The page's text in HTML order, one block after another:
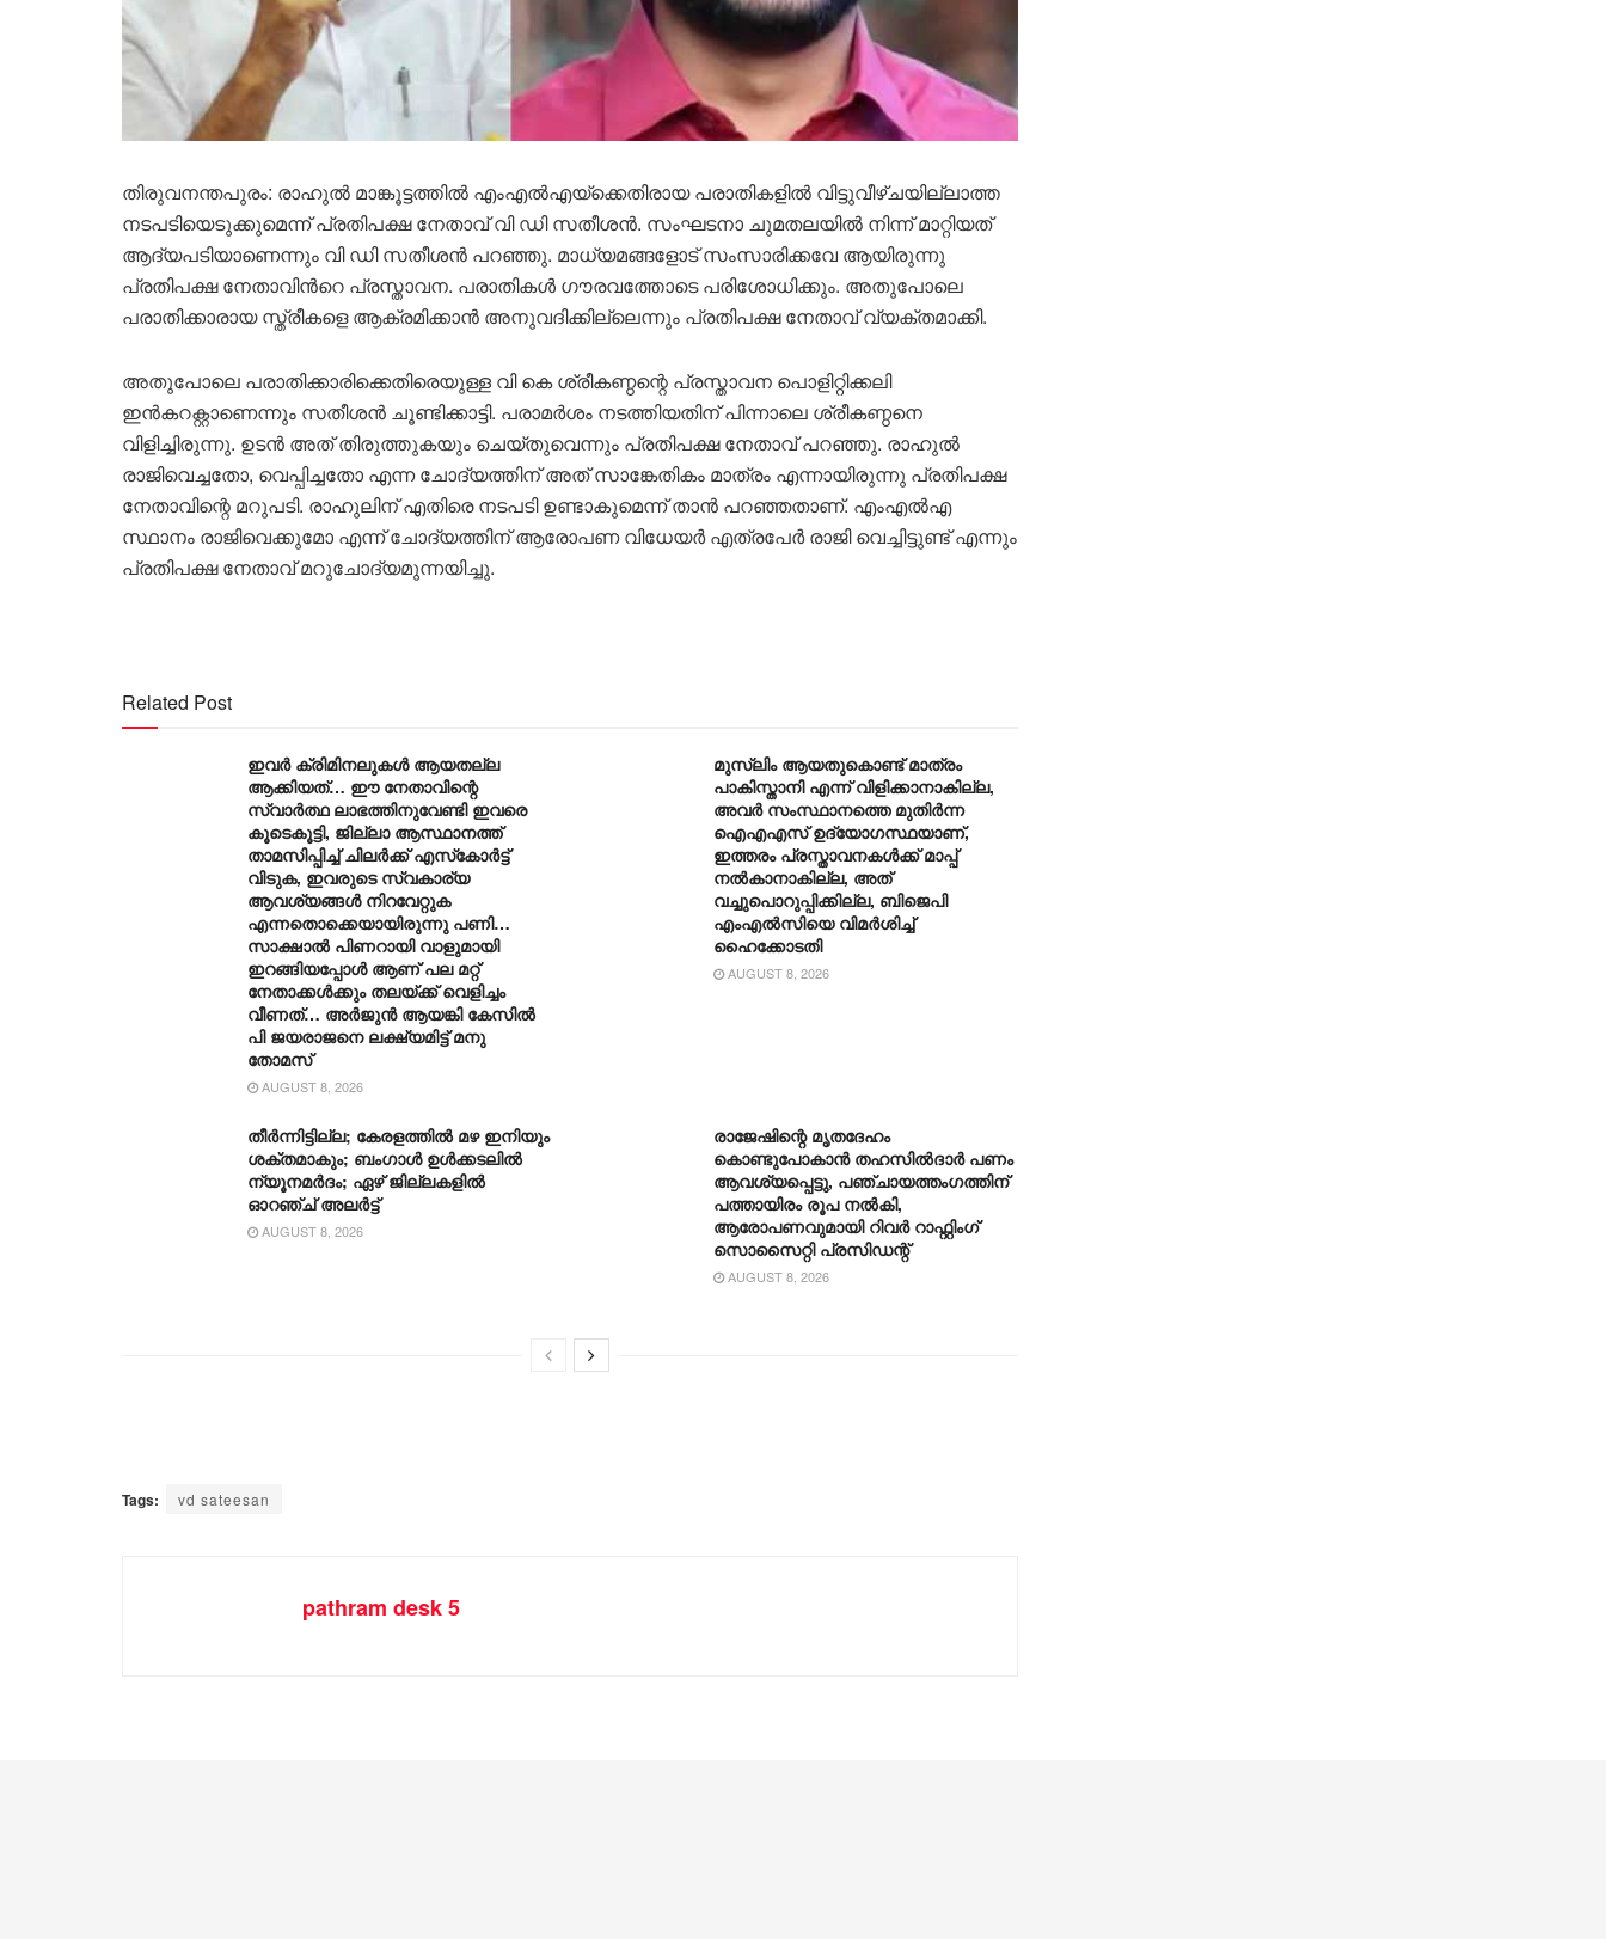
തിരുവനന്തപുരം: രാഹുൽ മാങ്കൂട്ടത്തിൽ എംഎൽഎയ്ക്കെതിരായ പരാതികളിൽ വിട്ടുവീഴ്ചയില്ലാത്ത
നടപടിയെടുക്കുമെന്ന് പ്രതിപക്ഷ നേതാവ് വി ഡി സതീശൻ. സംഘടനാ ചുമതലയിൽ നിന്ന് മാറ്റിയത്
ആദ്യപടിയാണെന്നും വി ഡി സതീശൻ പറഞ്ഞു. മാധ്യമങ്ങളോട് സംസാരിക്കവേ ആയിരുന്നു
പ്രതിപക്ഷ നേതാവിൻറെ പ്രസ്താവന. പരാതികൾ ഗൗരവത്തോടെ പരിശോധിക്കും. അതുപോലെ
പരാതിക്കാരായ സ്ത്രീകളെ ആക്രമിക്കാൻ അനുവദിക്കില്ലെന്നും പ്രതിപക്ഷ നേതാവ് വ്യക്തമാക്കി.
അതുപോലെ പരാതിക്കാരിക്കെതിരെയുള്ള വി കെ ശ്രീകണ്ഠന്റെ പ്രസ്താവന പൊളിറ്റിക്കലി
ഇൻകറക്റ്റാണെന്നും സതീശൻ ചൂണ്ടിക്കാട്ടി. പരാമർശം നടത്തിയതിന് പിന്നാലെ ശ്രീകണ്ഠനെ
വിളിച്ചിരുന്നു. ഉടൻ അത് തിരുത്തുകയും ചെയ്തുവെന്നും പ്രതിപക്ഷ നേതാവ് പറഞ്ഞു. രാഹുൽ
രാജിവെച്ചതോ, വെപ്പിച്ചതോ എന്ന ചോദ്യത്തിന് അത് സാങ്കേതികം മാത്രം എന്നായിരുന്നു പ്രതിപക്ഷ
നേതാവിന്റെ മറുപടി. രാഹുലിന് എതിരെ നടപടി ഉണ്ടാകുമെന്ന് താൻ പറഞ്ഞതാണ്. എംഎൽഎ
സ്ഥാനം രാജിവെക്കുമോ എന്ന് ചോദ്യത്തിന് ആരോപണ വിധേയർ എത്രപേർ രാജി വെച്ചിട്ടുണ്ട് എന്നും
പ്രതിപക്ഷ നേതാവ് മറുചോദ്യമുന്നയിച്ചു.
Related Post
ഇവർ ക്രിമിനലുകൾ ആയതല്ല
ആക്കിയത്… ഈ നേതാവിന്റെ
സ്വാർത്ഥ ലാഭത്തിനുവേണ്ടി ഇവരെ
കൂടെകൂട്ടി, ജില്ലാ ആസ്ഥാനത്ത്
താമസിപ്പിച്ച് ചിലർക്ക് എസ്‌കോർട്ട്
വിടുക, ഇവരുടെ സ്വകാര്യ
ആവശ്യങ്ങൾ നിറവേറ്റുക
എന്നതൊക്കെയായിരുന്നു പണി…
സാക്ഷാൽ പിണറായി വാളുമായി
ഇറങ്ങിയപ്പോൾ ആണ് പല മറ്റ്
നേതാക്കൾക്കും തലയ്ക്ക് വെളിച്ചം
വീണത്… അർജുൻ ആയങ്കി കേസിൽ
പി ജയരാജനെ ലക്ഷ്യമിട്ട് മനു
തോമസ്
AUGUST 8, 2026
മുസ്‌ലിം ആയതുകൊണ്ട് മാത്രം
പാകിസ്താനി എന്ന് വിളിക്കാനാകില്ല,
അവർ സംസ്ഥാനത്തെ മുതിർന്ന
ഐഎഎസ് ഉദ്യോഗസ്ഥയാണ്,
ഇത്തരം പ്രസ്താവനകള്‍ക്ക് മാപ്പ്
നല്‍കാനാകില്ല, അത്
വച്ചുപൊറുപ്പിക്കില്ല, ബിജെപി
എംഎൽസിയെ വിമര്‍ശിച്ച്
ഹൈക്കോടതി
AUGUST 8, 2026
തീർന്നിട്ടില്ല; കേരളത്തിൽ മഴ ഇനിയും
ശക്തമാകും; ബംഗാൾ ഉൾക്കടലിൽ
ന്യൂനമർദം; ഏഴ് ജില്ലകളിൽ
ഓറഞ്ച് അലർട്ട്
AUGUST 8, 2026
രാജേഷിന്റെ മൃതദേഹം
കൊണ്ടുപോകാന്‍ തഹസില്‍ദാര്‍ പണം
ആവശ്യപ്പെട്ടു, പഞ്ചായത്തംഗത്തിന്
പത്തായിരം രൂപ നല്‍കി,
ആരോപണവുമായി റിവർ റാഫ്റ്റിംഗ്
സൊസൈറ്റി പ്രസിഡന്റ്
AUGUST 8, 2026
Tags: vd sateesan
pathram desk 5